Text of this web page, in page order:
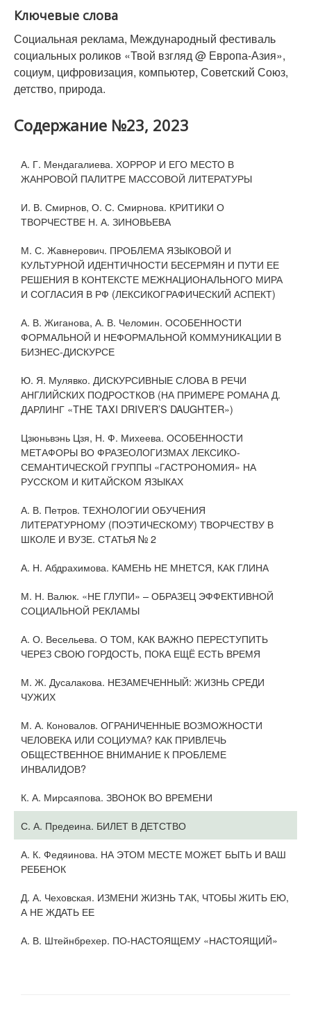
Ключевые слова
Социальная реклама, Международный фестиваль
социальных роликов «Твой взгляд @ Европа-Азия»,
социум, цифровизация, компьютер, Советский Союз,
детство, природа.
Содержание №23, 2023
А. Г. Мендагалиева. ХОРРОР И ЕГО МЕСТО В
ЖАНРОВОЙ ПАЛИТРЕ МАССОВОЙ ЛИТЕРАТУРЫ
И. В. Смирнов, О. С. Смирнова. КРИТИКИ О
ТВОРЧЕСТВЕ Н. А. ЗИНОВЬЕВА
М. С. Жавнерович. ПРОБЛЕМА ЯЗЫКОВОЙ И
КУЛЬТУРНОЙ ИДЕНТИЧНОСТИ БЕСЕРМЯН И ПУТИ ЕЕ
РЕШЕНИЯ В КОНТЕКСТЕ МЕЖНАЦИОНАЛЬНОГО МИРА
И СОГЛАСИЯ В РФ (ЛЕКСИКОГРАФИЧЕСКИЙ АСПЕКТ)
А. В. Жиганова, А. В. Челомин. ОСОБЕННОСТИ
ФОРМАЛЬНОЙ И НЕФОРМАЛЬНОЙ КОММУНИКАЦИИ В
БИЗНЕС-ДИСКУРСЕ
Ю. Я. Мулявко. ДИСКУРСИВНЫЕ СЛОВА В РЕЧИ
АНГЛИЙСКИХ ПОДРОСТКОВ (НА ПРИМЕРЕ РОМАНА Д.
ДАРЛИНГ «THE TAXI DRIVER’S DAUGHTER»)
Цзюньвэнь Цзя, Н. Ф. Михеева. ОСОБЕННОСТИ
МЕТАФОРЫ ВО ФРАЗЕОЛОГИЗМАХ ЛЕКСИКО-
СЕМАНТИЧЕСКОЙ ГРУППЫ «ГАСТРОНОМИЯ» НА
РУССКОМ И КИТАЙСКОМ ЯЗЫКАХ
А. В. Петров. ТЕХНОЛОГИИ ОБУЧЕНИЯ
ЛИТЕРАТУРНОМУ (ПОЭТИЧЕСКОМУ) ТВОРЧЕСТВУ В
ШКОЛЕ И ВУЗЕ. СТАТЬЯ № 2
А. Н. Абдрахимова. КАМЕНЬ НЕ МНЕТСЯ, КАК ГЛИНА
М. Н. Валюк. «НЕ ГЛУПИ» – ОБРАЗЕЦ ЭФФЕКТИВНОЙ
СОЦИАЛЬНОЙ РЕКЛАМЫ
А. О. Весельева. О ТОМ, КАК ВАЖНО ПЕРЕСТУПИТЬ
ЧЕРЕЗ СВОЮ ГОРДОСТЬ, ПОКА ЕЩЁ ЕСТЬ ВРЕМЯ
М. Ж. Дусалакова. НЕЗАМЕЧЕННЫЙ: ЖИЗНЬ СРЕДИ
ЧУЖИХ
М. А. Коновалов. ОГРАНИЧЕННЫЕ ВОЗМОЖНОСТИ
ЧЕЛОВЕКА ИЛИ СОЦИУМА? КАК ПРИВЛЕЧЬ
ОБЩЕСТВЕННОЕ ВНИМАНИЕ К ПРОБЛЕМЕ
ИНВАЛИДОВ?
К. А. Мирсаяпова. ЗВОНОК ВО ВРЕМЕНИ
С. А. Предеина. БИЛЕТ В ДЕТСТВО
А. К. Федяинова. НА ЭТОМ МЕСТЕ МОЖЕТ БЫТЬ И ВАШ
РЕБЕНОК
Д. А. Чеховская. ИЗМЕНИ ЖИЗНЬ ТАК, ЧТОБЫ ЖИТЬ ЕЮ,
А НЕ ЖДАТЬ ЕЕ
А. В. Штейнбрехер. ПО-НАСТОЯЩЕМУ «НАСТОЯЩИЙ»